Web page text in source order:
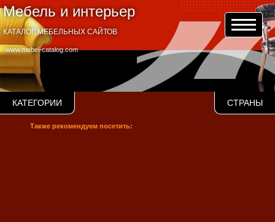
Мебель и интерьер
www.mebel-catalog.com
КАТАЛОГ МЕБЕЛЬНЫХ САЙТОВ
КАТЕГОРИИ СТРАНЫ
Также рекомендуем посетить: